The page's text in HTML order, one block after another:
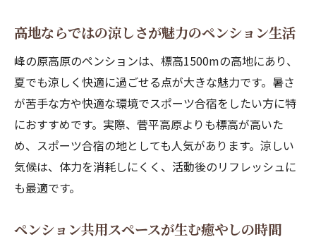
ペンション選びで重視したい共用スペース活用
法
ペンションの共有エリアを有効活用するた
めに
快適な滞在のためのペンション共用スペー
ス比較
家族連れにおすすめなペンションの設備チ
ェック
イント
高地ならではの涼しさが魅力のペンション生活
峰の原高原のペンションは、標高1500mの高地にあり、
夏でも涼しく快適に過ごせる点が大きな魅力です。暑さ
が苦手な方や快適な環境でスポーツ合宿をしたい方に特
におすすめです。実際、菅平高原よりも標高が高いた
め、スポーツ合宿の地としても人気があります。涼しい
気候は、体力を消耗しにくく、活動後のリフレッシュに
も最適です。
ペンション共用スペースが生む癒やしの時間